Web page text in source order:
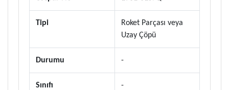
Tipi
Roket Parçası veya
Uzay Çöpü
Durumu -
Sınıfı -